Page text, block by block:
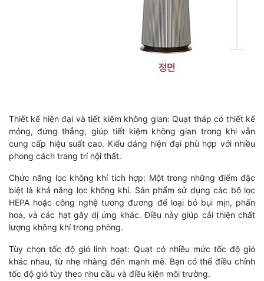
Thiết kế hiện đại và tiết kiệm không gian: Quạt tháp có thiết kế
mỏng, đứng thẳng, giúp tiết kiệm không gian trong khi vẫn
cung cấp hiệu suất cao. Kiểu dáng hiện đại phù hợp với nhiều
phong cách trang trí nội thất.
Chức năng lọc không khí tích hợp: Một trong những điểm đặc
biệt là khả năng lọc không khí. Sản phẩm sử dụng các bộ lọc
HEPA hoặc công nghệ tương đương để loại bỏ bụi mịn, phấn
hoa, và các hạt gây dị ứng khác. Điều này giúp cải thiện chất
lượng không khí trong phòng.
Tùy chọn tốc độ gió linh hoạt: Quạt có nhiều mức tốc độ gió
khác nhau, từ nhẹ nhàng đến mạnh mẽ. Bạn có thể điều chỉnh
tốc độ gió tùy theo nhu cầu và điều kiện môi trường.